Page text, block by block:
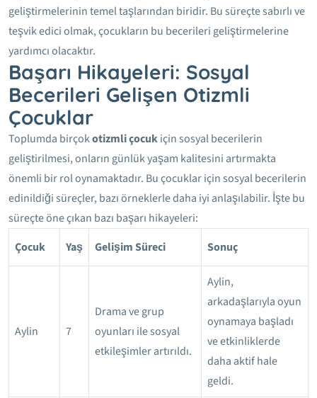
geliştirmelerinin temel taşlarından biridir. Bu süreçte sabırlı ve
teşvik edici olmak, çocukların bu becerileri geliştirmelerine
yardımcı olacaktır.
Başarı Hikayeleri: Sosyal
Becerileri Gelişen Otizmli
Çocuklar
Toplumda birçokotizmli çocukiçin sosyal becerilerin
geliştirilmesi, onların günlük yaşam kalitesini artırmakta
önemli bir rol oynamaktadır. Bu çocuklar için sosyal becerilerin
edinildiği süreçler, bazı örneklerle daha iyi anlaşılabilir. İşte bu
süreçte öne çıkan bazı başarı hikayeleri:
Çocuk
Yaş Gelişim Süreci Sonuç
Aylin 7
Drama ve grup
oyunları ile sosyal
etkileşimler artırıldı.
Aylin,
arkadaşlarıyla oyun
oynamaya başladı
ve etkinliklerde
daha aktif hale
geldi.